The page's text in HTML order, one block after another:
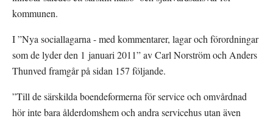
kommunen.
I ”Nya sociallagarna - med kommentarer, lagar och förordningar
som de lyder den 1 januari 2011” av Carl Norström och Anders
Thunved framgår på sidan 157 följande.
”Till de särskilda boendeformerna för service och omvårdnad
hör inte bara ålderdomshem och andra servicehus utan även